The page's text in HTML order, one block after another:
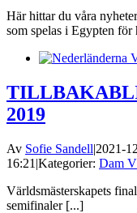
Här hittar du våra
som spelas i Egypten för
2019
Av Sofie Sandell|2021-
16:21 |Kategorier: Dam
Världsmästerskapets
semifinaler [...]